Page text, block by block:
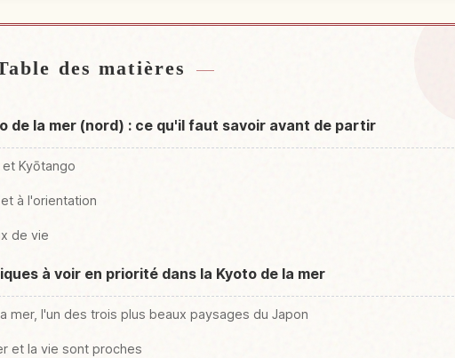
des matières
de la mer (nord) : ce qu'il faut savoir avant de partir
Kyōtango
à l'orientation
de vie
à voir en priorité dans la Kyoto de la mer
mer, l'un des trois plus beaux paysages du Japon
et la vie sont proches